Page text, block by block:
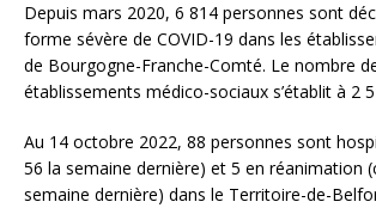
Depuis mars 2020, 6 814 personnes sont
forme sévère de COVID-19 dans les
de Bourgogne-Franche-Comté. Le nombre
établissements médico-sociaux s’établit à 2
Au 14 octobre 2022, 88 personnes sont
56 la semaine dernière) et 5 en réanimation
semaine dernière) dans le Territoire-de-